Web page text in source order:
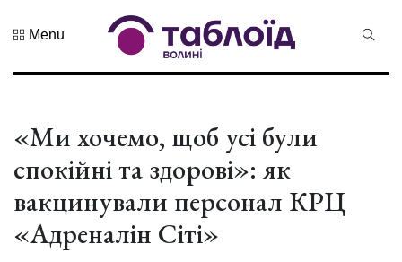
Не пропустіть
нацгварді...
184 переглядів
Гороскоп на
серпень для
всіх знаків
зоді...
02 Серпня 2026
490 переглядів
Menu
«Ми хочемо, щоб усі були
спокійні та здорові»: як
вакцинували персонал КРЦ
«Адреналін Сіті»